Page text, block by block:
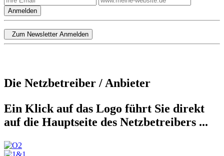
Anmelden
Zum Newsletter Anmelden
Die Netzbetreiber / Anbieter
Ein Klick auf das Logo führt Sie direkt
auf die Hauptseite des Netzbetreibers ...